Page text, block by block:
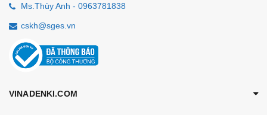
Ms.Thùy Anh - 0963781838
cskh@sges.vn
VINADENKI.COM